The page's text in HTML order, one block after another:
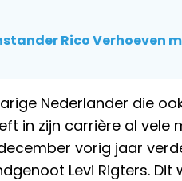
Rico Verhoeven
Nederlander die
in zijn carrière al vele
vorig jaar
Levi Rigters.